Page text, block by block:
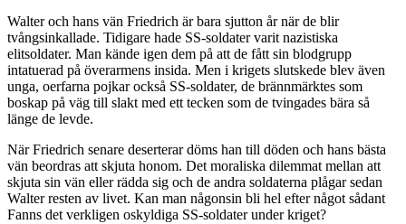
Walter och hans vän Friedrich är bara sjutton år när de blir
tvångsinkallade. Tidigare hade SS-soldater varit nazistiska
elitsoldater. Man kände igen dem på att de fått sin blodgrupp
intatuerad på överarmens insida. Men i krigets slutskede blev även
unga, oerfarna pojkar också SS-soldater, de brännmärktes som
boskap på väg till slakt med ett tecken som de tvingades bära så
länge de levde.
När Friedrich senare deserterar döms han till döden och hans bästa
vän beordras att skjuta honom. Det moraliska dilemmat mellan att
skjuta sin vän eller rädda sig och de andra soldaterna plågar sedan
Walter resten av livet. Kan man någonsin bli hel efter något sådant
Fanns det verkligen oskyldiga SS-soldater under kriget?